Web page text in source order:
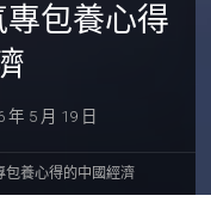
包養心得
年 5 月 19 日
包養心得的中國經濟